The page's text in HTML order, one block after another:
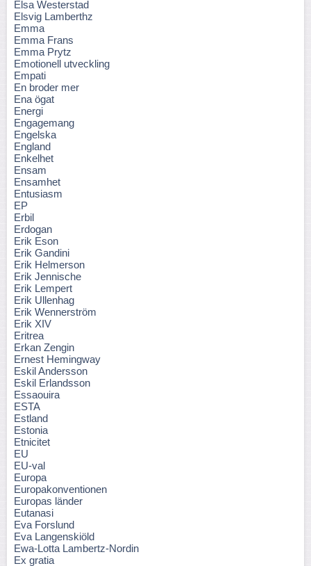
Elsa Westerstad
Elsvig Lamberthz
Emma
Emma Frans
Emma Prytz
Emotionell utveckling
Empati
En broder mer
Ena ögat
Energi
Engagemang
Engelska
England
Enkelhet
Ensam
Ensamhet
Entusiasm
EP
Erbil
Erdogan
Erik Eson
Erik Gandini
Erik Helmerson
Erik Jennische
Erik Lempert
Erik Ullenhag
Erik Wennerström
Erik XIV
Eritrea
Erkan Zengin
Ernest Hemingway
Eskil Andersson
Eskil Erlandsson
Essaouira
ESTA
Estland
Estonia
Etnicitet
EU
EU-val
Europa
Europakonventionen
Europas länder
Eutanasi
Eva Forslund
Eva Langenskiöld
Ewa-Lotta Lambertz-Nordin
Ex gratia